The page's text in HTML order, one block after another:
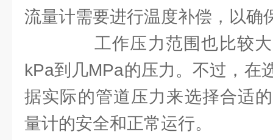
流量计需要进行温度补偿，以确
工作压力范围也比较大
kPa到几MPa的压力。不过，在
据实际的管道压力来选择合适
量计的安全和正常运行。